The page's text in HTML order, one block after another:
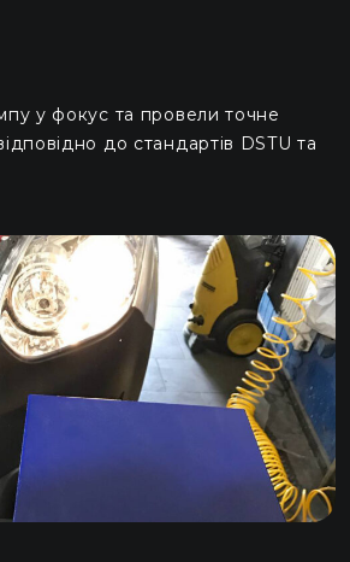
у фокус та провели точне
до стандартів DSTU та